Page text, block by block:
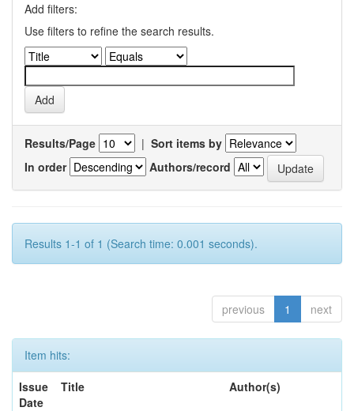
Add filters:
Use filters to refine the search results.
Results/Page | Sort items by
In order
Authors/record
Results 1-1 of 1 (Search time: 0.001 seconds).
previous 1 next
Item hits:
Issue
Date
Title Author(s)